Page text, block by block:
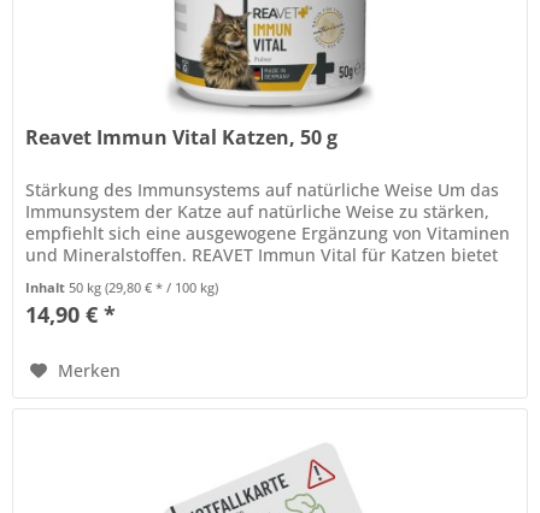
Reavet Immun Vital Katzen, 50 g
Stärkung des Immunsystems auf natürliche Weise Um das
Immunsystem der Katze auf natürliche Weise zu stärken,
empfiehlt sich eine ausgewogene Ergänzung von Vitaminen
und Mineralstoffen. REAVET Immun Vital für Katzen bietet
Inhalt 50 kg(29,80 € * / 100 kg)
14,90 € *
Merken